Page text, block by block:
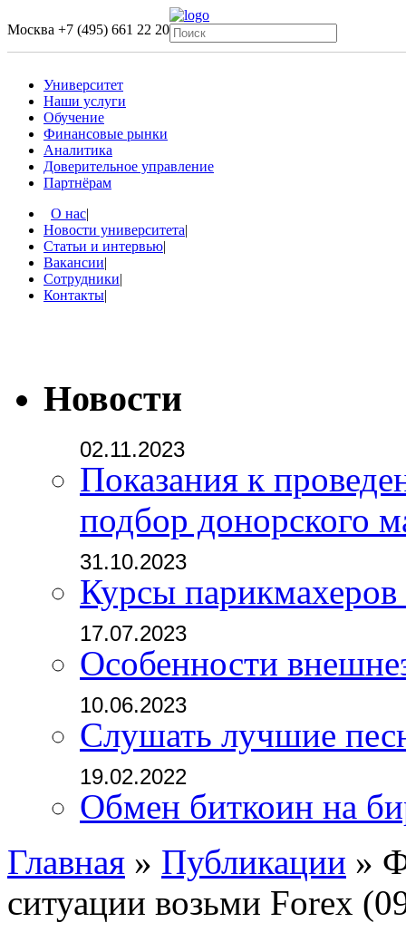
Москва +7 (495) 661 22 20
Университет
Наши услуги
Обучение
Финансовые рынки
Аналитика
Доверительное управление
Партнёрам
О нас|
Новости университета|
Статьи и интервью|
Вакансии|
Сотрудники|
Контакты|
Новости
02.11.2023
Показания к
подбор донорского
31.10.2023
Курсы
17.07.2023
Особенности
10.06.2023
Слушать лучшие
19.02.2022
Обмен биткоин на
Главная » Публикации »
ситуации возьми Forex